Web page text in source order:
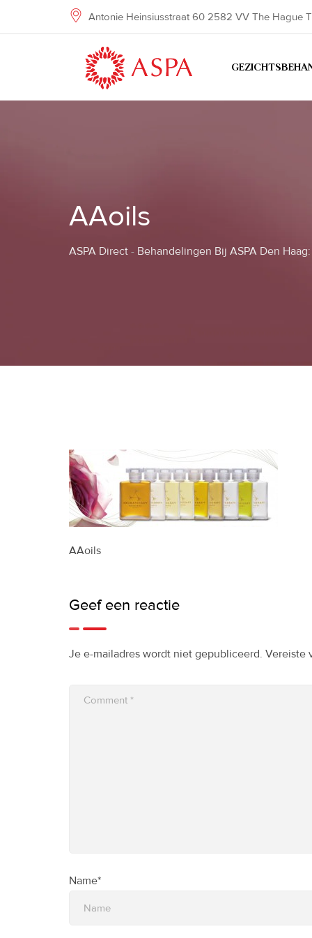
Antonie Heinsiusstraat 60 2582 VV The Hague
AAoils
ASPA Direct - Behandelingen Bij ASPA Den
AAoils
Geef een reactie
Je e-mailadres wordt niet gepubliceerd. Vereiste
Name*